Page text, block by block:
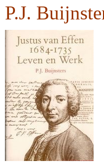
P.J.